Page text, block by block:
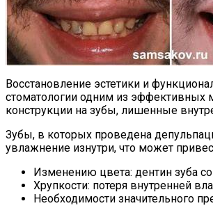
Восстановление эстетики и
стоматологии одним из эффективных
конструкции на зубы, лишенные
Зубы, в которых проведена
увлажнение изнутри, что может
Изменению цвета: дентин зуба
Хрупкости: потеря внутренней
Необходимости значительного